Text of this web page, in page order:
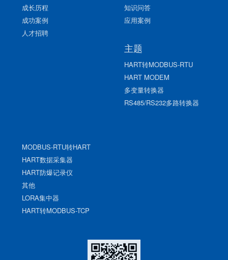
成长历程
成功案例
人才招聘
知识问答
应用案例
主题
HART转MODBUS-RTU
HART MODEM
多变量转换器
RS485/RS232多路转换器
MODBUS-RTU转HART
HART数据采集器
HART防爆记录仪
其他
LORA集中器
HART转MODBUS-TCP